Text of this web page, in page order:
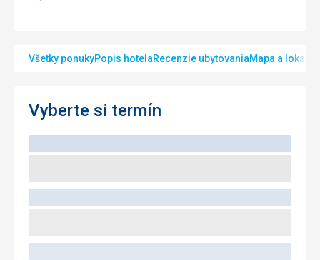
Všetky ponukyPopis hotelaRecenzie ubytovaniaMapa a lokalita
Vyberte si termín